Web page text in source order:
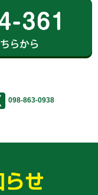
098-863-0938